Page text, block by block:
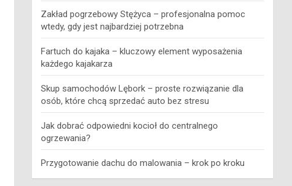
Zakład pogrzebowy Stężyca – profesjonalna pomoc
wtedy, gdy jest najbardziej potrzebna
Fartuch do kajaka – kluczowy element wyposażenia
każdego kajakarza
Skup samochodów Lębork – proste rozwiązanie dla
osób, które chcą sprzedać auto bez stresu
Jak dobrać odpowiedni kocioł do centralnego
ogrzewania?
Przygotowanie dachu do malowania – krok po kroku